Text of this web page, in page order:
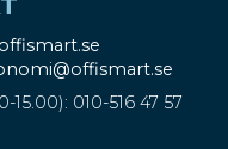
15.00): 010-516 47 57